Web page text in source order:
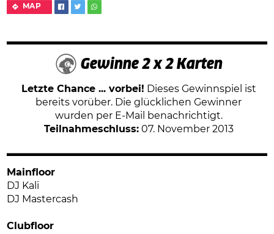
MAP
Gewinne 2 x 2 Karten
Letzte Chance ... vorbei! Dieses Gewinnspiel ist
bereits vorüber. Die glücklichen Gewinner
wurden per E-Mail benachrichtigt.
Teilnahmeschluss:07. November 2013
Mainfloor
DJ Kali
DJ Mastercash
Clubfloor